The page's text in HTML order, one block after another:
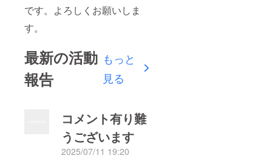
です。よろしくお願いしま
す。
最新の活動
報告
もっと
見る
コメント有り難
うございます
2025/07/11 19:20